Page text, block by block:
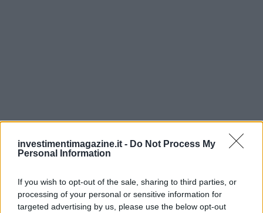
investimentimagazine.it - Do Not Process My
Personal Information
If you wish to opt-out of the sale, sharing to third parties, or
processing of your personal or sensitive information for
targeted advertising by us, please use the below opt-out